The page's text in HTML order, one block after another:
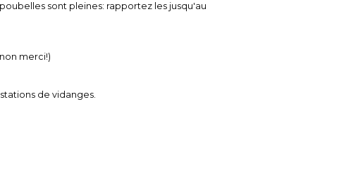
sont pleines: rapportez les jusqu'au
merci!)
de vidanges.